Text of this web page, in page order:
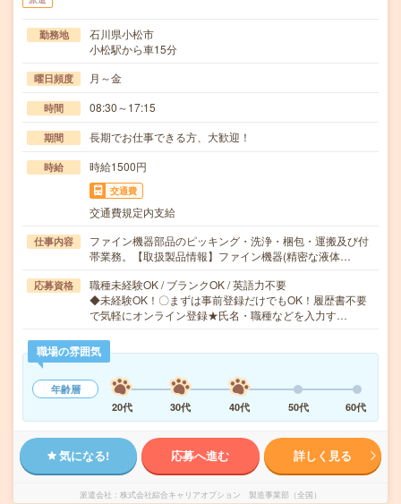
勤務地
石川県小松市
小松駅から車15分
曜日頻度 月～金
時間 08:30～17:15
期間 長期でお仕事できる方、大歓迎！
時給 時給1500円
交通費
交通費規定内支給
仕事内容
ファイン機器部品のピッキング・洗浄・梱包・運搬及び付
帯業務。【取扱製品情報】ファイン機器(精密な液体…
応募資格
職種未経験OK / ブランクOK / 英語力不要
◆未経験OK！〇まずは事前登録だけでもOK！履歴書不要
で気軽にオンライン登録★氏名・職種などを入力す…
職場の雰囲気
年齢層
20代
30代 40代 50代 60代
気になる! 応募へ進む 詳しく見る
派遣会社 株式会社綜合キャリアオプション 製造事業部（全国）